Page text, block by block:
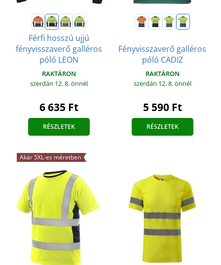
Férfi hosszú ujjú
fényvisszaverő galléros
póló LEON
RAKTÁRON
szerdán 12. 8.önnél
6 635 Ft
RÉSZLETEK
Fényvisszaverő galléros
póló CADIZ
RAKTÁRON
szerdán 12. 8.önnél
5 590 Ft
RÉSZLETEK
Akár 5XL-es méretben